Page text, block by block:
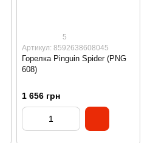
5
Артикул: 8592638608045
Горелка Pinguin Spider (PNG
608)
1 656 грн